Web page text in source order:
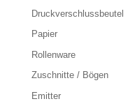
Druckverschlussbeutel
Papier
Rollenware
Zuschnitte / Bögen
Emitter